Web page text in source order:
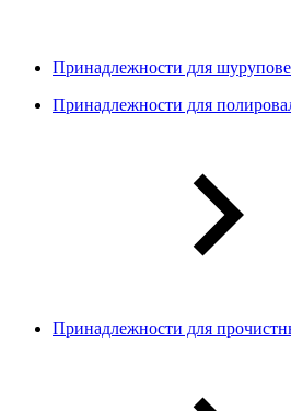
Принадлежности для
Принадлежности для
Принадлежности для